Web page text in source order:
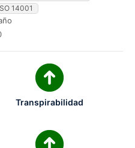
14001
Transpirabilidad